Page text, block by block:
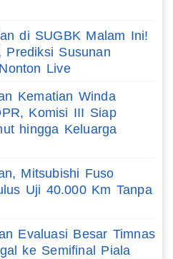
di SUGBK Malam Ini!
Prediksi Susunan
Live
Kematian Winda
Komisi III Siap
hingga Keluarga
Mitsubishi Fuso
Uji 40.000 Km Tanpa
Evaluasi Besar Timnas
ke Semifinal Piala